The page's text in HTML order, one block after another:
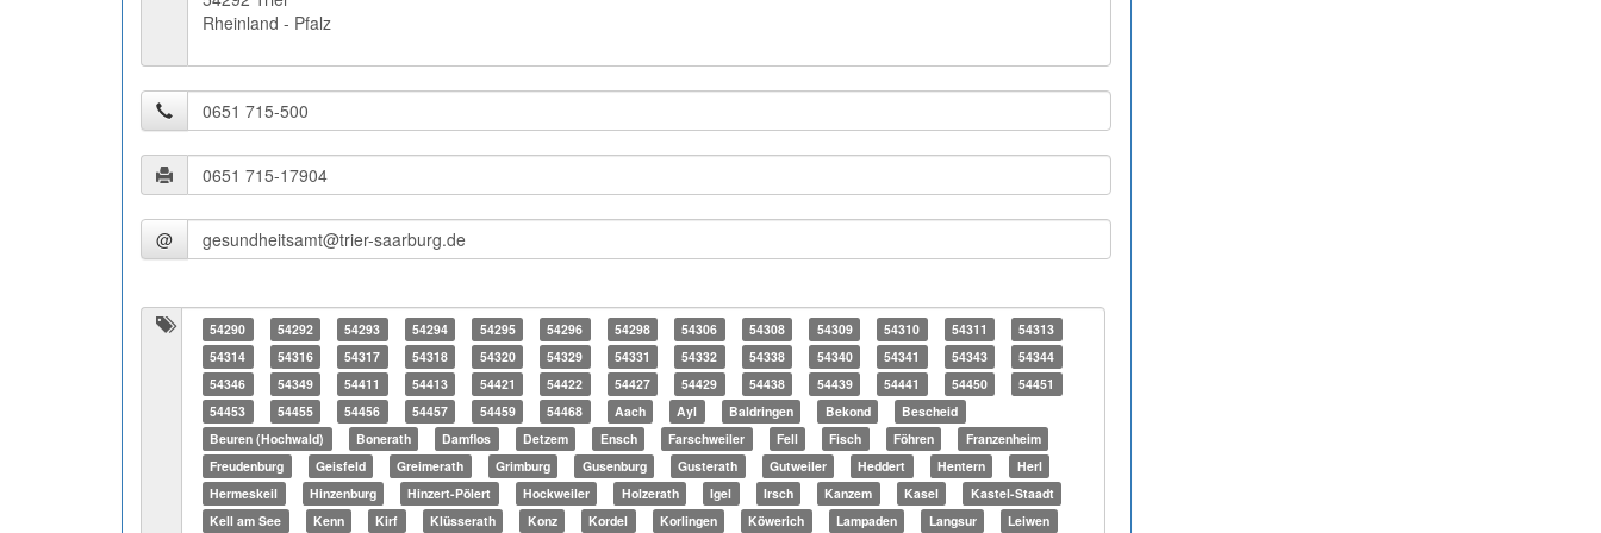
Rheinland - Pfalz
@
54290 54292 54293 54294 54295 54296 54298 54306 54308 54309 54310 54311
54313
54314
54316 54317 54318 54320 54329 54331 54332 54338 54340 54341 54343
54344
54346
54349 54411 54413 54421 54422 54427 54429 54438 54439 54441 54450
54451
54453
54455 54456 54457 54459 54468 Aach Ayl Baldringen Bekond
Bescheid
Beuren (Hochwald)
Bonerath Damflos Detzem Ensch Farschweiler Fell Fisch Föhren
Franzenheim
Freudenburg
Geisfeld Greimerath Grimburg Gusenburg Gusterath Gutweiler Heddert Hentern
Herl
Hermeskeil
Hinzenburg Hinzert-Pölert Hockweiler Holzerath Igel Irsch Kanzem Kasel
Kastel-Staadt
Kell am See
Kenn Kirf Klüsserath Konz Kordel Korlingen Köwerich Lampaden Langsur Leiwen